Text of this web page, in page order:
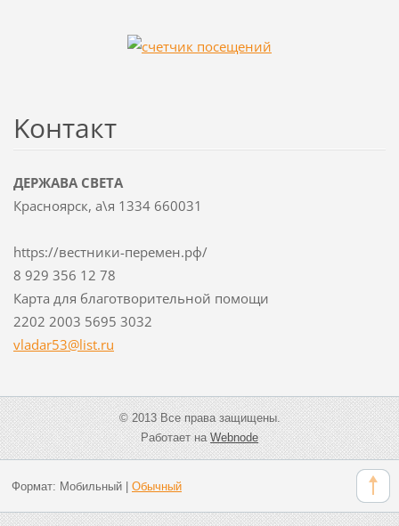
Koнтакт
ДЕРЖАВА СВЕТА
Красноярск, а\я 1334 660031
https://вестники-перемен.рф/
8 929 356 12 78
Карта для благотворительной помощи
2202 2003 5695 3032
vladar53@list.ru
© 2013 Все права защищены.
Работает наWebnode
Формат: Мобильный| Обычный